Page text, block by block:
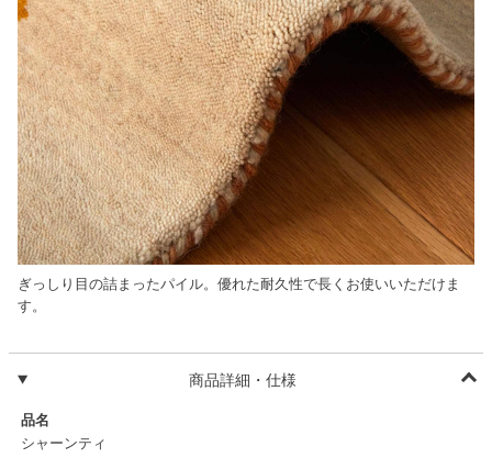
ぎっしり目の詰まったパイル。優れた耐久性で長くお使いいただけま
す。
商品詳細・仕様
品名
シャーンティ